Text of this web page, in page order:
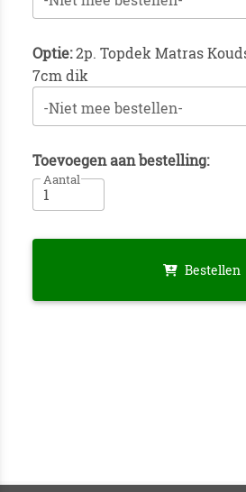
Optie:2p. Topdek Matras
7cm dik
-Niet mee bestellen-
Toevoegen aan bestelling:
Aantal
Bestellen